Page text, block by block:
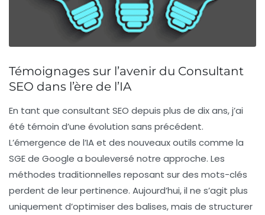
Témoignages sur l’avenir du Consultant
SEO dans l’ère de l’IA
En tant que consultant SEO depuis plus de dix ans, j’ai
été témoin d’une évolution sans précédent.
L’émergence de l’IAet des nouveaux outils comme la
SGE de Google a bouleversé notre approche. Les
méthodes traditionnelles reposant sur des mots-clés
perdent de leur pertinence. Aujourd’hui, il ne s’agit plus
uniquement d’optimiser des balises, mais de structurer